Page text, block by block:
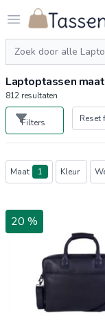
Open menu
Logo
Zoeken
Laptoptassen
812 resultaten
Filters Reset
Producten
Maat 1 Kleur
20 %